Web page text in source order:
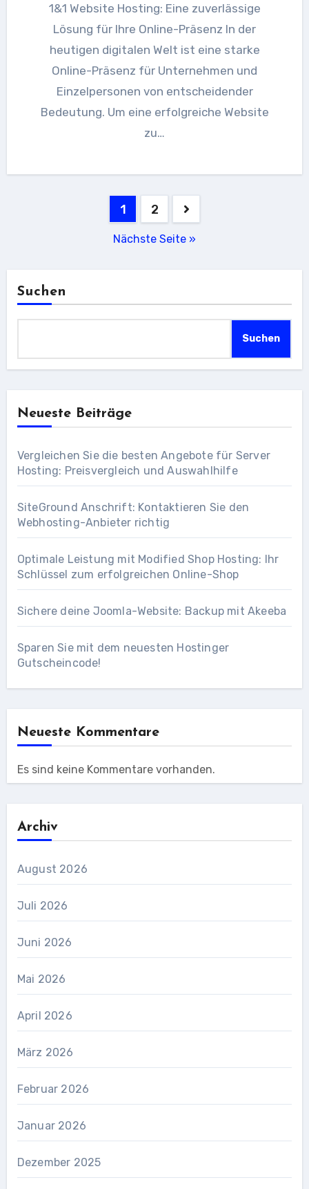
1&1 Website Hosting: Eine zuverlässige
Lösung für Ihre Online-Präsenz In der
heutigen digitalen Welt ist eine starke
Online-Präsenz für Unternehmen und
Einzelpersonen von entscheidender
Bedeutung. Um eine erfolgreiche Website
zu…
Seitennummerierung
1 2
Nächste Seite »
Suchen
Suchen
Neueste Beiträge
Vergleichen Sie die besten Angebote für Server
Hosting: Preisvergleich und Auswahlhilfe
SiteGround Anschrift: Kontaktieren Sie den
Webhosting-Anbieter richtig
Optimale Leistung mit Modified Shop Hosting: Ihr
Schlüssel zum erfolgreichen Online-Shop
Sichere deine Joomla-Website: Backup mit Akeeba
Sparen Sie mit dem neuesten Hostinger
Gutscheincode!
Neueste Kommentare
Es sind keine Kommentare vorhanden.
Archiv
August 2026
Juli 2026
Juni 2026
Mai 2026
April 2026
März 2026
Februar 2026
Januar 2026
Dezember 2025